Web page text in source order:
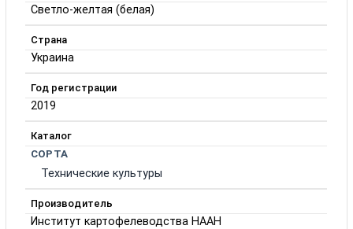
Светло-желтая (белая)
Страна
Украина
Год регистрации
2019
Каталог
СОРТА
Технические культуры
Производитель
Институт картофелеводства НААН